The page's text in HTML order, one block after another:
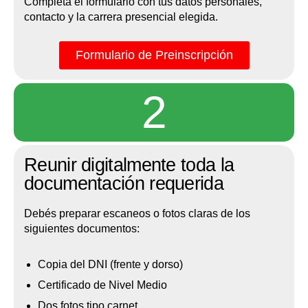
contacto y la carrera presencial elegida.
Formulario de Preinscripción
2
Reunir digitalmente toda la
documentación requerida
Debés preparar escaneos o fotos claras de los
siguientes documentos:
Copia del DNI (frente y dorso)
Certificado de Nivel Medio
Dos fotos tipo carnet